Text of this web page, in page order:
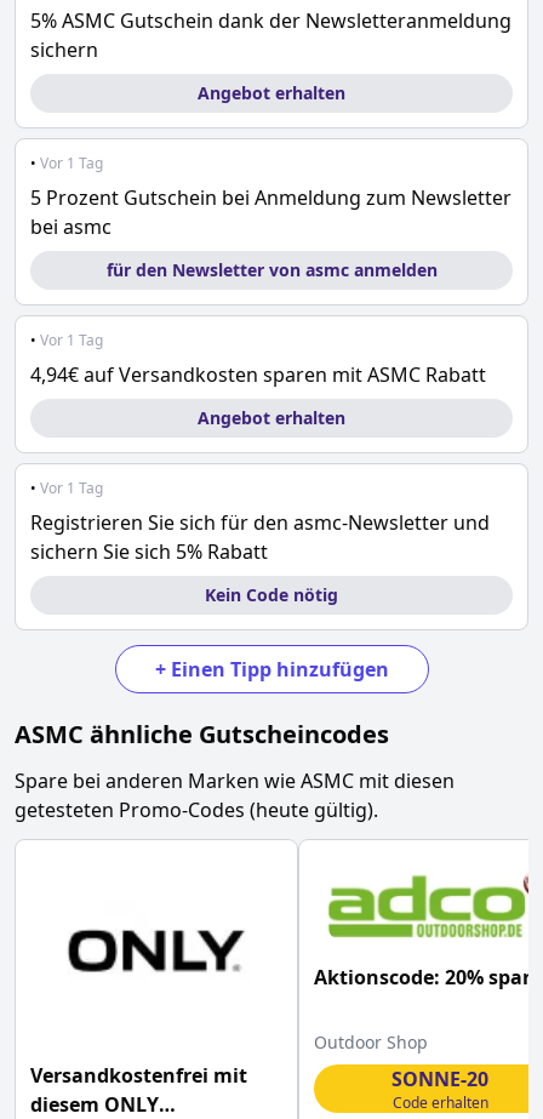
5% ASMC Gutschein dank der Newsletteranmeldung
sichern
Angebot erhalten
• Vor 1 Tag
5 Prozent Gutschein bei Anmeldung zum Newsletter
bei asmc
für den Newsletter von asmc anmelden
• Vor 1 Tag
4,94€ auf Versandkosten sparen mit ASMC Rabatt
Angebot erhalten
• Vor 1 Tag
Registrieren Sie sich für den asmc-Newsletter und
sichern Sie sich 5% Rabatt
Kein Code nötig
+ Einen Tipp hinzufügen
ASMC ähnliche Gutscheincodes
Spare bei anderen Marken wieASMC mit diesen
getesteten Promo-Codes (heute gültig).
Versandkostenfrei mit
diesem ONLY
Aktionscode: 20%
Outdoor Shop
SONNE-20
Code erhalten